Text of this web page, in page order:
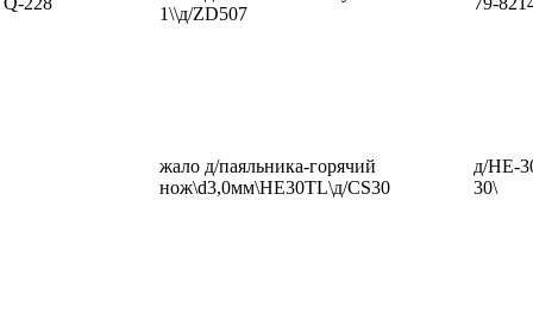
1\\д/ZD507
жало д/паяльника-горячий
нож\d3,0мм\HE30TL\д/CS30
д/HE-
30\